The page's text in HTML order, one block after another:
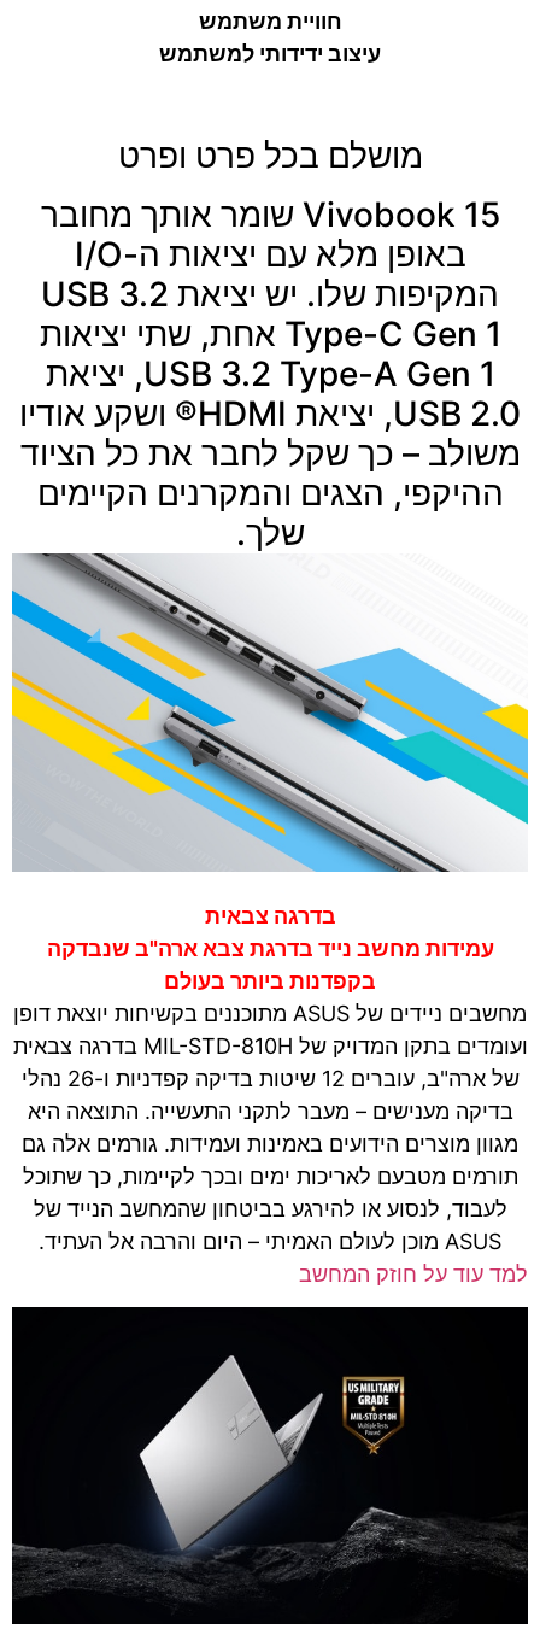
חוויית משתמש
עיצוב ידידותי למשתמש
מושלם בכל פרט ופרט
Vivobook 15 שומר אותך מחובר
באופן מלא עם יציאות ה-I/O
המקיפות שלו. יש יציאת USB 3.2
Type-C Gen 1 אחת, שתי יציאות
USB 3.2 Type-A Gen 1, יציאת
USB 2.0, יציאת HDMI® ושקע אודיו
משולב – כך שקל לחבר את כל הציוד
ההיקפי, הצגים והמקרנים הקיימים
שלך.
בדרגה צבאית
עמידות מחשב נייד בדרגת צבא ארה"ב שנבדקה
בקפדנות ביותר בעולם
מחשבים ניידים של ASUS מתוכננים בקשיחות יוצאת דופן
ועומדים בתקן המדויק של MIL-STD-810H בדרגה צבאית
של ארה"ב, עוברים 12 שיטות בדיקה קפדניות ו-26 נהלי
בדיקה מענישים – מעבר לתקני התעשייה. התוצאה היא
מגוון מוצרים הידועים באמינות ועמידות. גורמים אלה גם
תורמים מטבעם לאריכות ימים ובכך לקיימות, כך שתוכל
לעבוד, לנסוע או להירגע בביטחון שהמחשב הנייד של
ASUS מוכן לעולם האמיתי – היום והרבה אל העתיד.
למד עוד על חוזק המחשב